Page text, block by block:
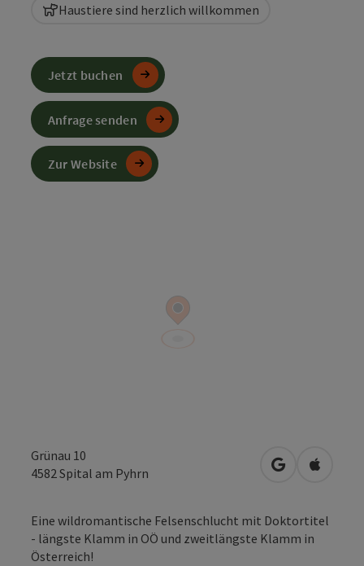
Haustiere sind herzlich willkommen
Grünau 10
4582Spital am Pyhrn in Google
in
Eine wildromantische Felsenschlucht mit Doktortitel
- längste Klamm in OÖ und zweitlängste Klamm in
Österreich!
Jetzt buchen
Anfrage senden
Zur Website